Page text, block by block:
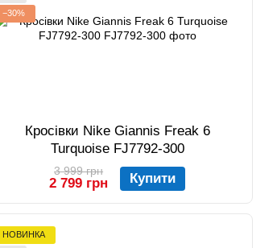
−30%
Кросівки Nike Giannis Freak 6
Turquoise FJ7792-300
3 999 грн
2 799 грн Купити
НОВИНКА